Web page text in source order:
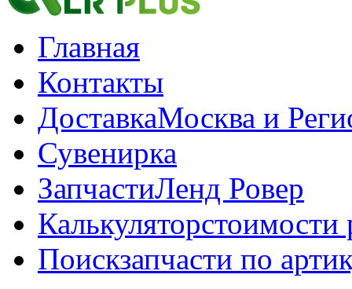
Главная
Контакты
ДоставкаМосква и
Сувенирка
ЗапчастиЛенд Ровер
Калькуляторстоимости
Поискзапчасти по